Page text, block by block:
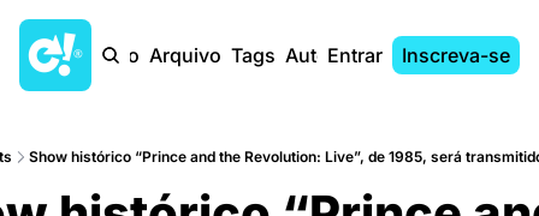
Início Arquivo Tags AutoresEntrar Inscreva-se
Show histórico “Prince and the Revolution: Live”, de 1985, será